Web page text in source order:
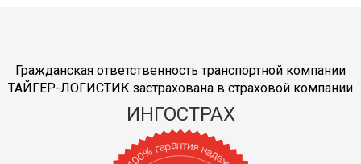
Гражданская ответственность транспортной компании
ТАЙГЕР-ЛОГИСТИК застрахована в страховой компании
ИНГОСТРАХ